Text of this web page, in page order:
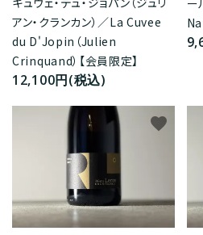
アン・クランカン）／La Cuvee
du D'Jopin（Julien
Crinquand）【会員限定】
12,100円(税込)
favorite